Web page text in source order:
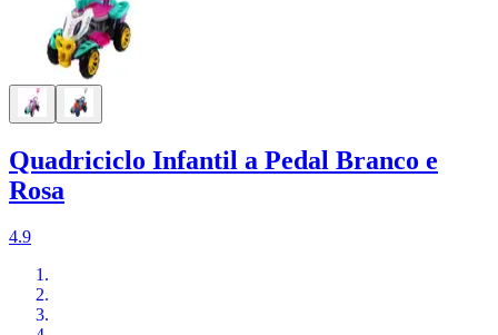
Quadriciclo Infantil a Pedal Branco e
Rosa
4.9